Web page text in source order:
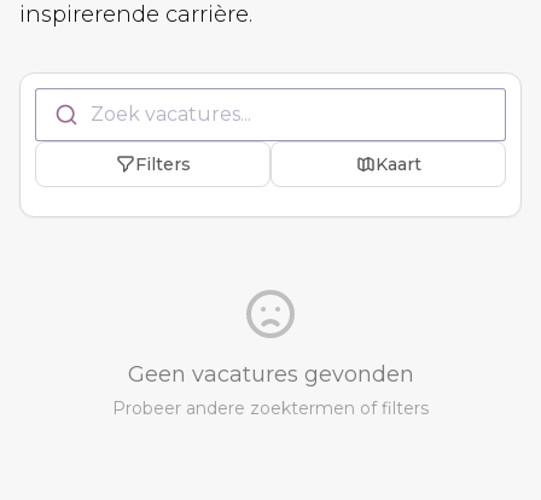
inspirerende carrière.
Zoek vacatures...
Filters Kaart
Geen vacatures gevonden
Probeer andere zoektermen of filters